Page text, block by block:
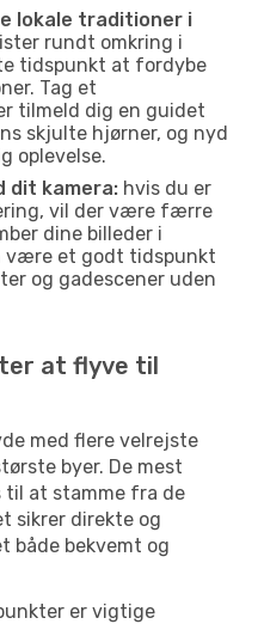
lokale traditioner i
rundt omkring i
tidspunkt at fordybe
Tag et
tilmeld dig en guidet
skjulte hjørner, og nyd
oplevelse.
dit kamera: hvis du er
vil der være færre
dine billeder i
være et godt tidspunkt
og gadescener uden
at flyve til
med flere velrejste
byer. De mest
at stamme fra de
sikrer direkte og
både bekvemt og
er vigtige